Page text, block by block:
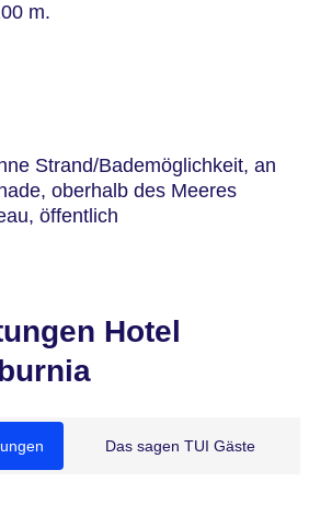
m.
Strand/Bademöglichkeit, an
oberhalb des Meeres
öffentlich
Hotel
Das sagen TUI Gäste